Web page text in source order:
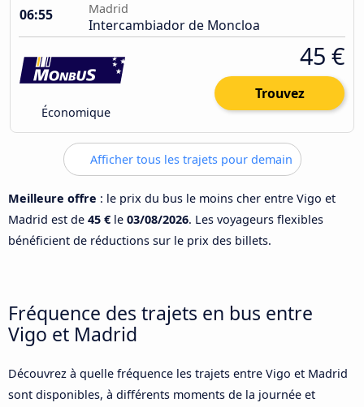
06:55
Madrid
Intercambiador de Moncloa
Économique
45 €
Trouvez
Afficher tous les trajets pour demain
Meilleure offre : le prix du bus le moins cher entre Vigo et
Madrid est de 45 € le 03/08/2026. Les voyageurs flexibles
bénéficient de réductions sur le prix des billets.
Fréquence des trajets en bus entre
Vigo et Madrid
Découvrez à quelle fréquence les trajets entre Vigo et Madrid
sont disponibles, à différents moments de la journée et